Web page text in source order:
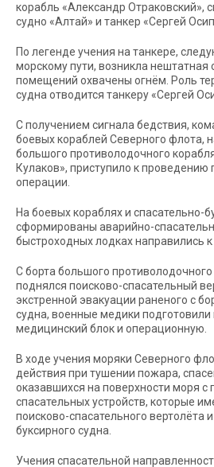
корабль «Александр Отраковский»,
судно «Алтай» и танкер «Сергей
По легенде учения на танкере,
морскому пути, возникла нештатная
помещений охвачены огнём. Роль
судна отводится танкеру «Сергей
С получением сигнала бедствия,
боевых кораблей Северного флота,
большого противолодочного
Кулаков», приступило к проведению
операции.
На боевых кораблях и спасательно-
сформированы аварийно-
быстроходных лодках направились
С борта большого
поднялся поисково-спасательный
экстренной эвакуации раненого с
судна, военные медики
медицинский блок и операционную.
В ходе учения моряки Северного
действия при тушении пожара,
оказавшихся на поверхности моря
спасательных устройств, которые
поисково-спасательного вертолёта
буксирного судна.
Учения спасательной